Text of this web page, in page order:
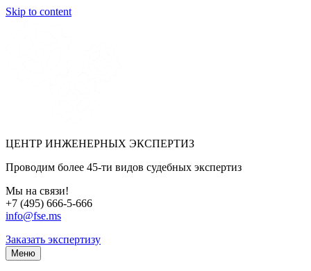
Skip to content
ЦЕНТР ИНЖЕНЕРНЫХ ЭКСПЕРТИЗ
Проводим более 45-ти видов судебных экспертиз
Мы на связи!
+7 (495) 666-5-666
info@fse.ms
Заказать экспертизу
Меню